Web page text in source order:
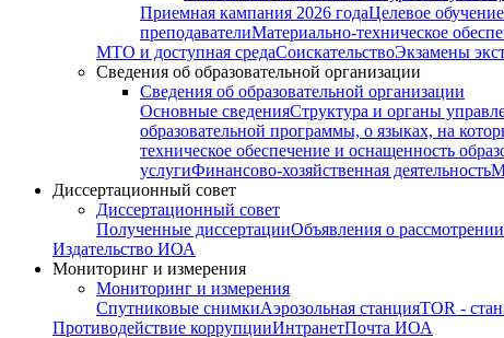
Приемная кампания 2026 годаЦелевое обучение
преподавателиМатериально-техническое
МТО и доступная средаСоискательствоЭкзамены
Сведения об образовательной организации
Сведения об образовательной организации
Основные сведенияСтруктура и органы
образовательной программы, о языках, на
техническое обеспечение и оснащенность
услугиФинансово-хозяйственная деятельность
Диссертационный совет
Диссертационный совет
Полученные диссертацииОбъявления о рассмотрении
Издательство ИОА
Мониторинг и измерения
Мониторинг и измерения
Спутниковые снимкиАэрозольная станцияTOR -
Противодействие коррупцииИнтранетПочта ИОА